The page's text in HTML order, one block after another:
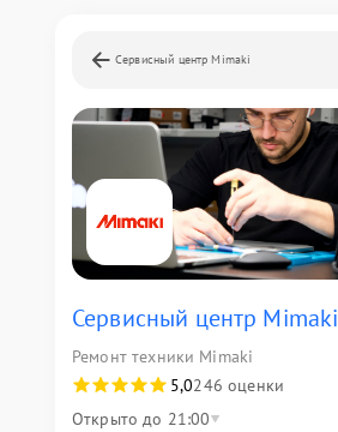
Сервисный центр Mimaki
Сервисный центр Mimaki
Ремонт техники Mimaki
5,0246 оценки
Открыто до 21:00